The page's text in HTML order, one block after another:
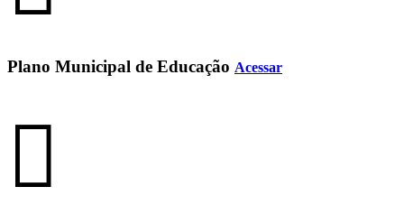
Plano Municipal de Educação Acessar